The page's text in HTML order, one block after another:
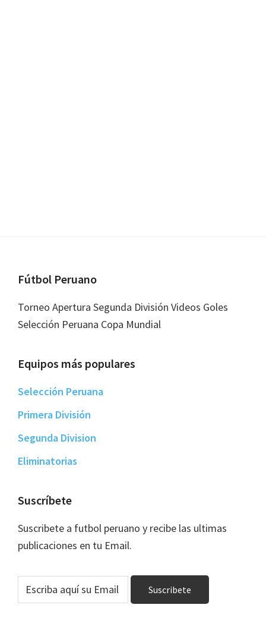
Footer
Fútbol Peruano
Torneo Apertura Segunda División Videos Goles
Selección Peruana Copa Mundial
Equipos más populares
Selección Peruana
Primera División
Segunda Division
Eliminatorias
Suscríbete
Suscribete a futbol peruano y recibe las ultimas
publicaciones en tu Email.